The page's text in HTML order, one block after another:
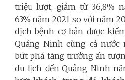
triệu lượt, giảm từ 36,8%
63% năm 2021 so với năm
dịch bệnh cơ bản được
Quảng Ninh cùng cả nước
bứt phá tăng trưởng ấn
du lịch đến Quảng Ninh